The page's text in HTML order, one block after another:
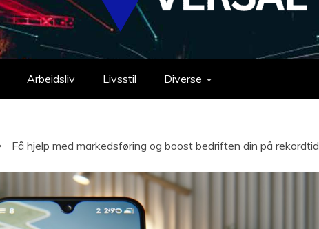
Arbeidsliv Livsstil Diverse
Få hjelp med markedsføring og boost bedriften din på rekordtid